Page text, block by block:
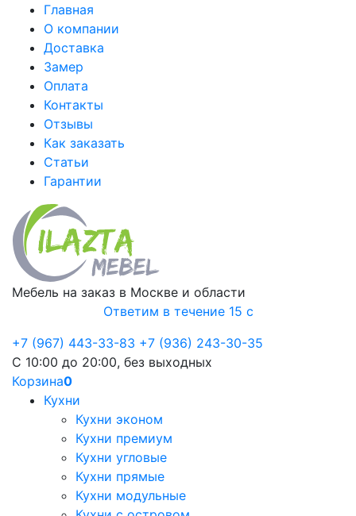
Главная
О компании
Доставка
Замер
Оплата
Контакты
Отзывы
Как заказать
Статьи
Гарантии
Мебель на заказ в Москве и области
Ответим в течение 15 с
+7 (967) 443-33-83 +7 (936) 243-30-35
С 10:00 до 20:00, без выходных
Корзина0
Кухни
Кухни эконом
Кухни премиум
Кухни угловые
Кухни прямые
Кухни модульные